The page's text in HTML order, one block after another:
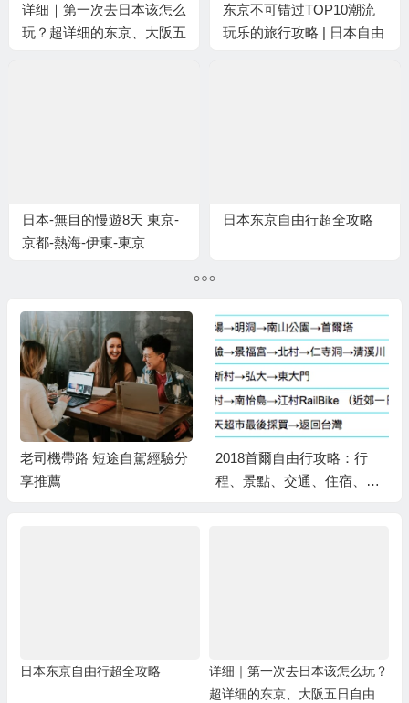
详细｜第一次去日本该怎么
玩？超详细的东京、大阪五
东京不可错过TOP10潮流
玩乐的旅行攻略 | 日本自由
日本-無目的慢遊8天 東京-
京都-熱海-伊東-東京
日本东京自由行超全攻略
2018首爾自由行攻略：行
程、景點、交通、住宿、美
首爾自由行-機場接送、行李
運送、租車、包車、交通、
日本东京自由行超全攻略
详细｜第一次去日本该怎么玩？
超详细的东京、大阪五日自由行